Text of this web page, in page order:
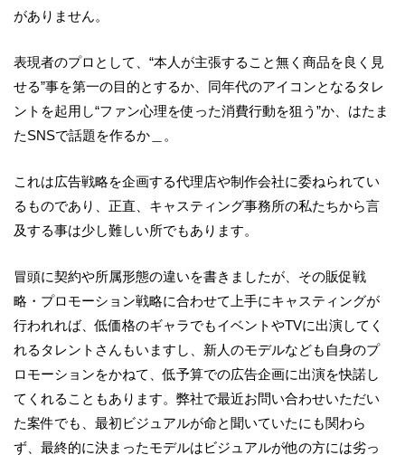
がありません。
表現者のプロとして、“本人が主張すること無く商品を良く見
せる”事を第一の目的とするか、同年代のアイコンとなるタレ
ントを起用し“ファン心理を使った消費行動を狙う”か、はたま
たSNSで話題を作るか＿。
これは広告戦略を企画する代理店や制作会社に委ねられてい
るものであり、正直、キャスティング事務所の私たちから言
及する事は少し難しい所でもあります。
冒頭に契約や所属形態の違いを書きましたが、その販促戦
略・プロモーション戦略に合わせて上手にキャスティングが
行われれば、低価格のギャラでもイベントやTVに出演してく
れるタレントさんもいますし、新人のモデルなども自身のプ
ロモーションをかねて、低予算での広告企画に出演を快諾し
てくれることもあります。弊社で最近お問い合わせいただい
た案件でも、最初ビジュアルが命と聞いていたにも関わら
ず、最終的に決まったモデルはビジュアルが他の方には劣っ